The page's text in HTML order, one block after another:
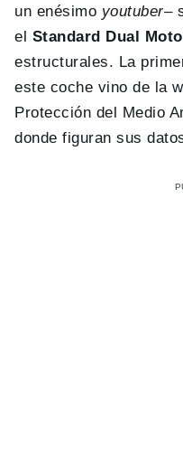
un enésimo youtuber–
el Standard Dual
estructurales. La
este coche vino de la
Protección del Medio
donde figuran sus